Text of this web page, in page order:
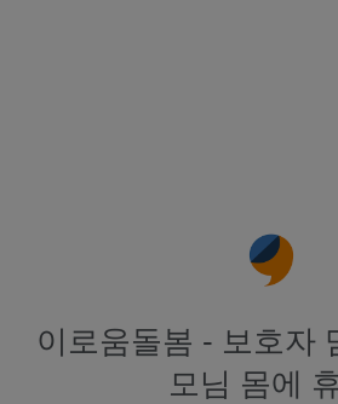
이로움돌봄 - 보호자
모님 몸에